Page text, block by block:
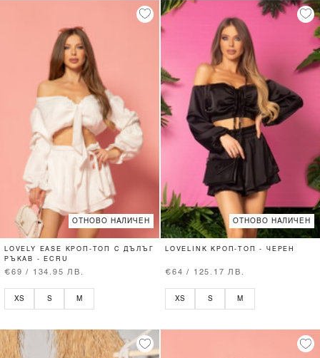
ОТНОВО НАЛИЧЕН
LOVELY EASE КРОП-ТОП С ДЪЛЪГ
РЪКАВ - ECRU
€69 / 134.95 ЛВ.
XS S M
ОТНОВО НАЛИЧЕН
LOVELINK КРОП-ТОП - ЧЕРЕН
€64 / 125.17 ЛВ.
XS S M